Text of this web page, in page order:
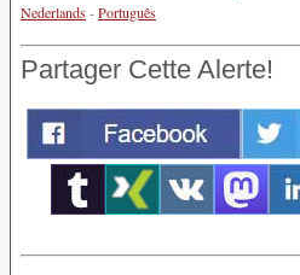
Nederlands-Português
Partager Cette Alerte!